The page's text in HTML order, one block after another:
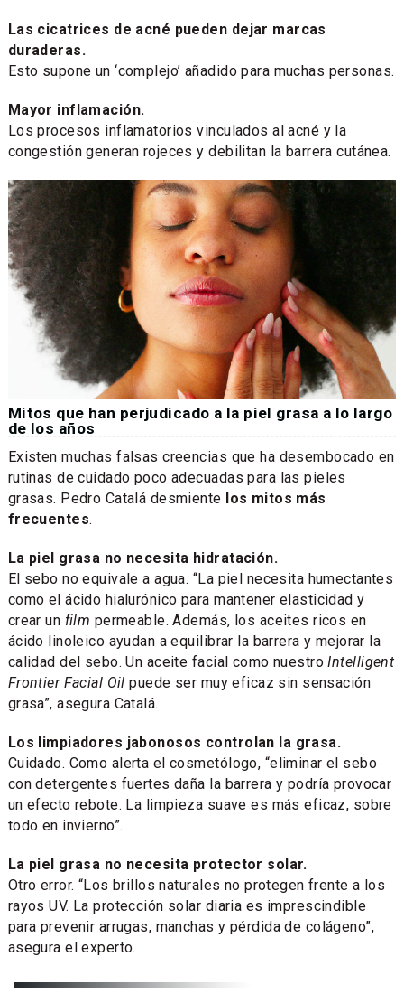
Las cicatrices de acné pueden dejar marcas
duraderas.
Esto supone un ‘complejo’ añadido para muchas personas.
Mayor inflamación.
Los procesos inflamatorios vinculados al acné y la
congestión generan rojeces y debilitan la barrera cutánea.
Mitos que han perjudicado a la piel grasa a lo largo
de los años
Existen muchas falsas creencias que ha desembocado en
rutinas de cuidado poco adecuadas para las pieles
grasas. Pedro Catalá desmiente los mitos más
frecuentes.
La piel grasa no necesita hidratación.
El sebo no equivale a agua. “La piel necesita humectantes
como el ácido hialurónico para mantener elasticidad y
crear un film permeable. Además, los aceites ricos en
ácido linoleico ayudan a equilibrar la barrera y mejorar la
calidad del sebo. Un aceite facial como nuestroIntelligent
Frontier Facial Oil puede ser muy eficaz sin sensación
grasa”, asegura Catalá.
Los limpiadores jabonosos controlan la grasa.
Cuidado. Como alerta el cosmetólogo, “eliminar el sebo
con detergentes fuertes daña la barrera y podría provocar
un efecto rebote. La limpieza suave es más eficaz, sobre
todo en invierno”.
La piel grasa no necesita protector solar.
Otro error. “Los brillos naturales no protegen frente a los
rayos UV. La protección solar diaria es imprescindible
para prevenir arrugas, manchas y pérdida de colágeno”,
asegura el experto.